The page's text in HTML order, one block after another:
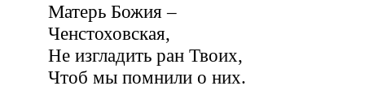
Матерь Божия –
Ченстоховская,
Не изгладить ран Твоих,
Чтоб мы помнили о них.